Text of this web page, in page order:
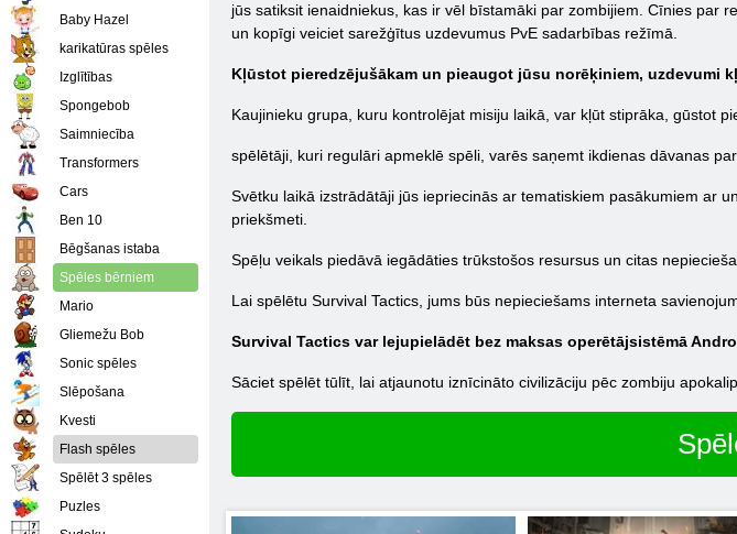
jūs satiksit ienaidniekus, kas ir vēl bīstamāki par zombijiem. Cīnies par
un kopīgi veiciet sarežģītus uzdevumus PvE sadarbības režīmā.
Kļūstot pieredzējušākam un pieaugot jūsu norēķiniem, uzdevumi
Kaujinieku grupa, kuru kontrolējat misiju laikā, var kļūt stiprāka, gūstot
spēlētāji, kuri regulāri apmeklē spēli, varēs saņemt ikdienas dāvanas
Svētku laikā izstrādātāji jūs iepriecinās ar tematiskiem pasākumiem ar
priekšmeti.
Spēļu veikals piedāvā iegādāties trūkstošos resursus un citas
Lai spēlētu Survival Tactics, jums būs nepieciešams interneta
Survival Tactics var lejupielādēt bez maksas operētājsistēmā
Sāciet spēlēt tūlīt, lai atjaunotu iznīcināto civilizāciju pēc zombiju
Baby Hazel
karikatūras spēles
Izglītības
Spongebob
Saimniecība
Transformers
Cars
Ben 10
Bēgšanas istaba
Spēles bērniem
Mario
Gliemežu Bob
Sonic spēles
Slēpošana
Kvesti
Flash spēles
Spēlēt 3 spēles
Puzles